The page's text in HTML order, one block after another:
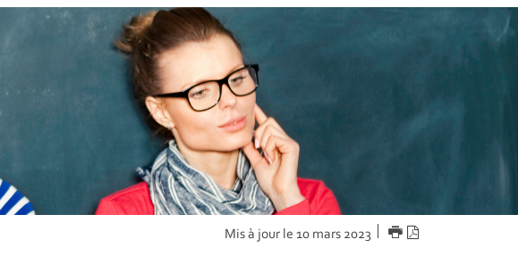
Mis à jour le 10 mars 2023 IMPRIMER